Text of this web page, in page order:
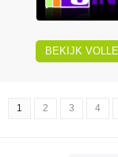
BEKIJK
1 2 3 4